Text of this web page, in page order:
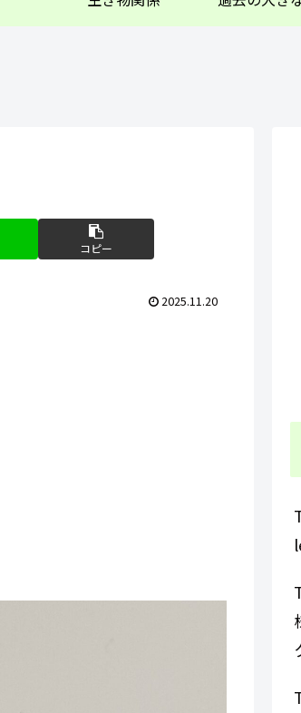
コピー
2025.11.20